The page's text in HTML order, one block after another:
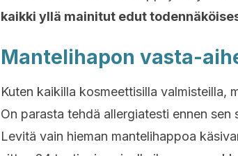
kaikki yllä mainitut edut
Mantelihapon vasta-
Kuten kaikilla kosmeettisilla valmisteilla,
On parasta tehdä allergiatesti ennen
Levitä vain hieman mantelihappoa